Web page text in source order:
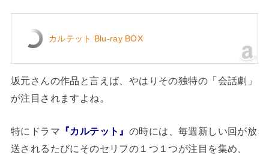
カルテット Blu-ray BOX
坂元さんの作品と言えば、やはりその独特の「会話劇」
が注目されますよね。
特にドラマ 『カルテット』 の時には、毎週新しい回が放
送されるたびにそのセリフの１つ１つが注目を集め、